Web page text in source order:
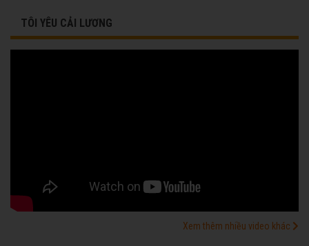
TÔI YÊU CẢI LƯƠNG
Xem thêm nhiều video khác